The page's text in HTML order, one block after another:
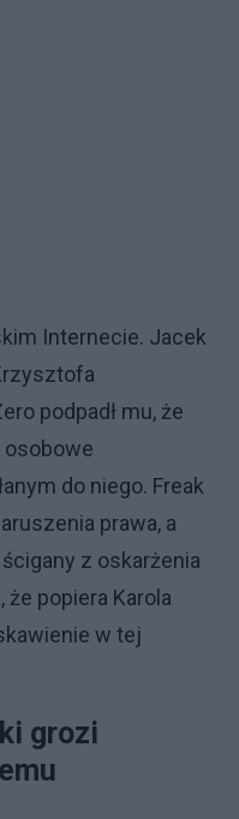
Internecie. Jacek
podpadł mu, że
osobowe
do niego. Freak
prawa, a
z oskarżenia
popiera Karola
w tej
grozi